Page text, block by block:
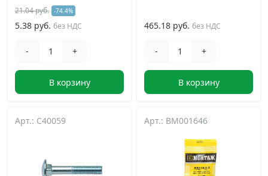
21.04 руб. -74.4%
5.38 руб. без НДС
- +
В корзину
465.18 руб. без НДС
- +
В корзину
Арт.: C40059 Арт.: BM001646